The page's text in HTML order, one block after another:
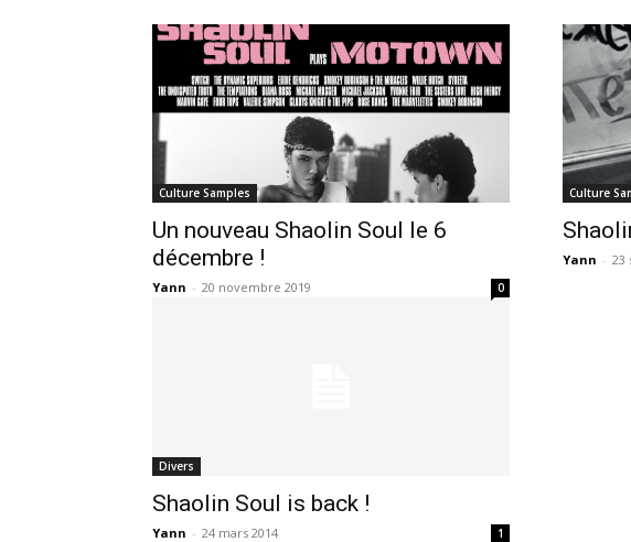
Culture Samples
Un nouveau Shaolin Soul le 6
décembre !
Yann - 20 novembre 2019 0
Culture
Yann - 23
Divers
Shaolin Soul is back !
Yann - 24 mars 2014 1